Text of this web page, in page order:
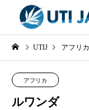
UTIJ アフリカ
アフリカ
ルワンダ